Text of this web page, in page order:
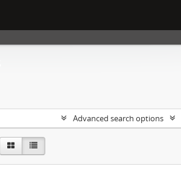
Advanced search options